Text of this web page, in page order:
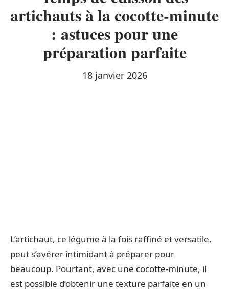
artichauts à la cocotte-minute
: astuces pour une
préparation parfaite
18 janvier 2026
L’artichaut, ce légume à la fois raffiné et versatile,
peut s’avérer intimidant à préparer pour
beaucoup. Pourtant, avec une cocotte-minute, il
est possible d’obtenir une texture parfaite en un